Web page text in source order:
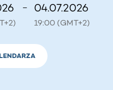
– 04.07.2026
19:00 (GMT+2)